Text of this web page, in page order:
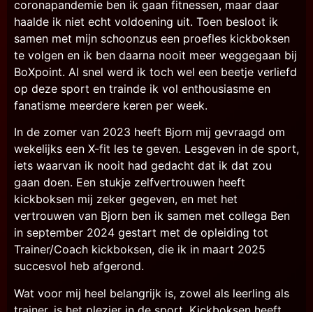
coronapandemie ben ik gaan fitnessen, maar daar
haalde ik niet echt voldoening uit. Toen besloot ik
samen met mijn schoonzus een proefles kickboksen
te volgen en ik ben daarna nooit meer weggegaan bij
BoXpoint. Al snel werd ik toch wel een beetje verliefd
op deze sport en trainde ik vol enthousiasme en
fanatisme meerdere keren per week.
In de zomer van 2023 heeft Bjorn mij gevraagd om
wekelijks een X-fit les te geven. Lesgeven in de sport,
iets waarvan ik nooit had gedacht dat ik dat zou
gaan doen. Een stukje zelfvertrouwen heeft
kickboksen mij zeker gegeven, en met het
vertrouwen van Bjorn ben ik samen met collega Ben
in september 2024 gestart met de opleiding tot
Trainer/Coach kickboksen, die ik in maart 2025
succesvol heb afgerond.
Wat voor mij heel belangrijk is, zowel als leerling als